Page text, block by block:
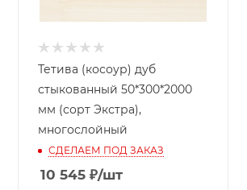
Тетива (косоур) дуб
стыкованный 50*300*2000
мм (сорт Экстра),
многослойный
СДЕЛАЕМ ПОД ЗАКАЗ
10 545₽/шт